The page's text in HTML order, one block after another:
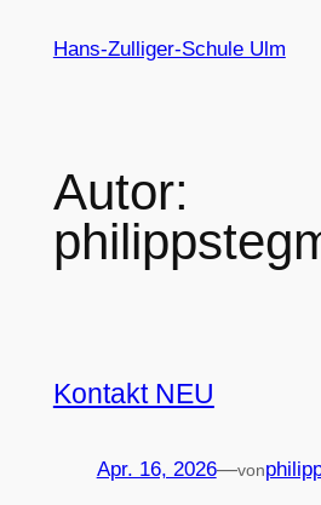
Hans-Zulliger-Schule Ulm
Autor:
Kontakt NEU
Apr. 16, 2026—von